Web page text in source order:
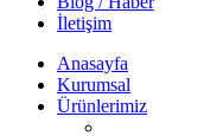
İletişim
Anasayfa
Kurumsal
Ürünlerimiz